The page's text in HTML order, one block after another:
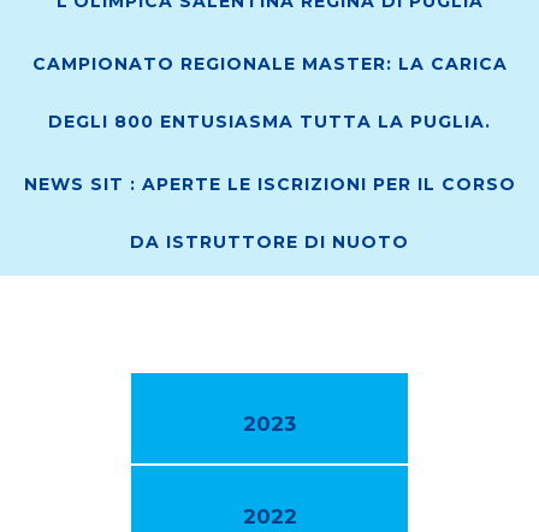
CAMPIONATO REGIONALE MASTER: LA CARICA
DEGLI 800 ENTUSIASMA TUTTA LA PUGLIA.
NEWS SIT : APERTE LE ISCRIZIONI PER IL CORSO
DA ISTRUTTORE DI NUOTO
2023
2022